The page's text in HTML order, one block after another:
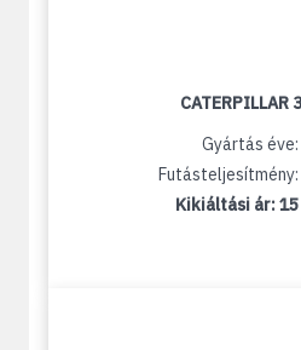
CATERPILLAR
Gyártás
Futásteljesítmény:
Kikiáltási ár:15